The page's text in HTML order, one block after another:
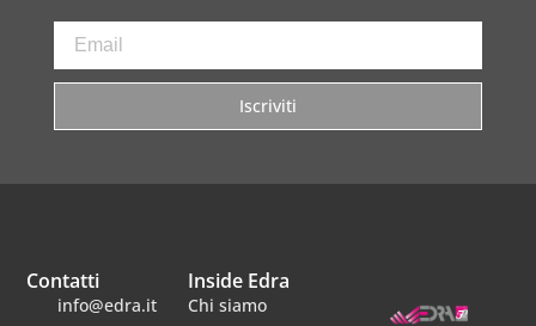
Iscriviti
Inside Edra
Chi siamo
Contatti
info@edra.it